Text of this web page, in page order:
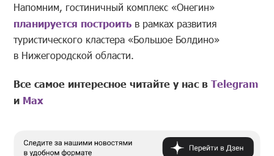
Напомним, гостиничный комплекс «Онегин»
планируется построить в рамках развития
туристического кластера «Большое Болдино»
в Нижегородской области.
Все самое интересное читайте у нас вTelegram
и Mах